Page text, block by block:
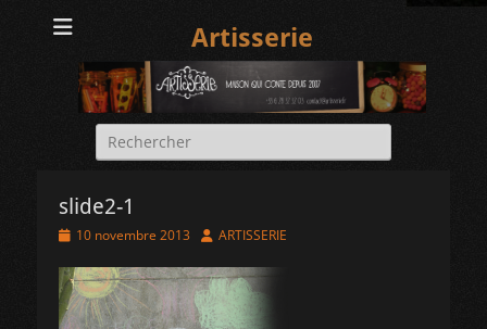
Artisserie
Rechercher :
slide2-1
Posted10 novembre 2013 Author
ARTISSERIE